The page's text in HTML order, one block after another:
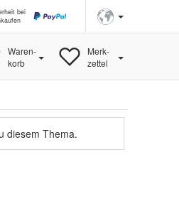
bei
Waren-
korb
Merk-
zettel
diesem Thema.